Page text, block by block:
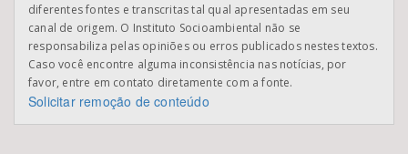
diferentes fontes e transcritas tal qual apresentadas em seu
canal de origem. O Instituto Socioambiental não se
responsabiliza pelas opiniões ou erros publicados nestes textos.
Caso você encontre alguma inconsistência nas notícias, por
favor, entre em contato diretamente com a fonte.
Solicitar remoção de conteúdo